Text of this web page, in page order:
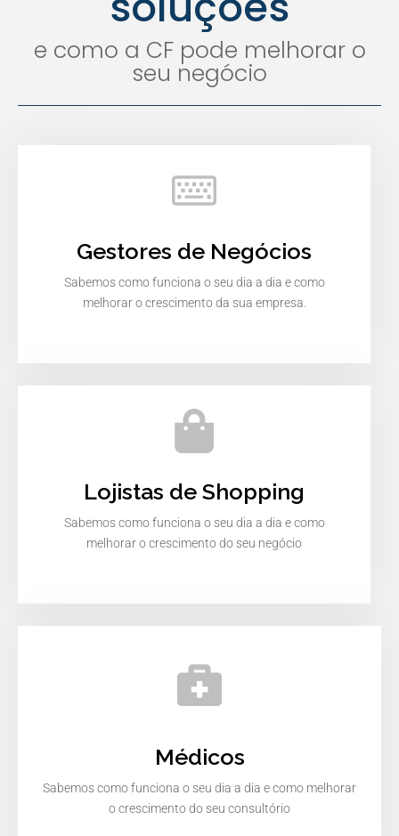
e como a CF pode melhorar o
seu negócio
Gestores de Negócios
Sabemos como funciona o seu dia a dia e como
melhorar o crescimento da sua empresa.
Lojistas de Shopping
Sabemos como funciona o seu dia a dia e como
melhorar o crescimento do seu negócio
Médicos
Sabemos como funciona o seu dia a dia e como melhorar
o crescimento do seu consultório